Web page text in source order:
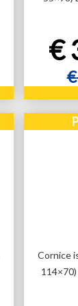
€
€
Cornice